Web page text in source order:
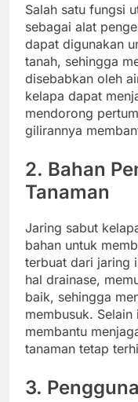
Salah satu fungsi
sebagai alat
dapat digunakan
tanah, sehingga
disebabkan oleh
kelapa dapat
mendorong
gilirannya
2. Bahan
Tanaman
Jaring sabut
bahan untuk
terbuat dari jaring
hal drainase,
baik, sehingga
membusuk.
membantu
tanaman tetap
3.